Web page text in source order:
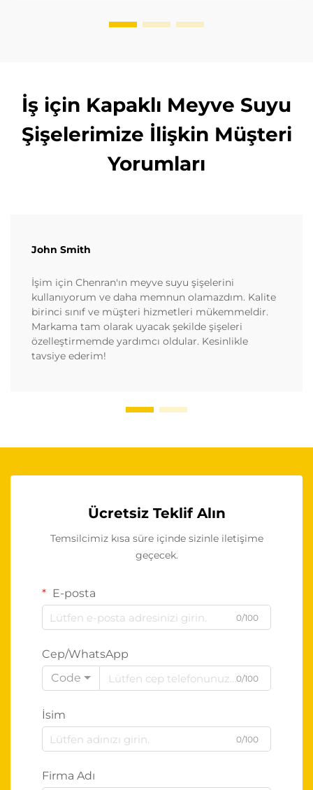
İş için Kapaklı Meyve Suyu
Şişelerimize İlişkin Müşteri
Yorumları
John Smith
İşim için Chenran'ın meyve suyu şişelerini
kullanıyorum ve daha memnun olamazdım. Kalite
birinci sınıf ve müşteri hizmetleri mükemmeldir.
Markama tam olarak uyacak şekilde şişeleri
özelleştirmemde yardımcı oldular. Kesinlikle
tavsiye ederim!
Ücretsiz Teklif Alın
Temsilcimiz kısa süre içinde sizinle iletişime
geçecek.
E-posta
0/100
Cep/WhatsApp
Code
0/100
İsim
0/100
Firma Adı